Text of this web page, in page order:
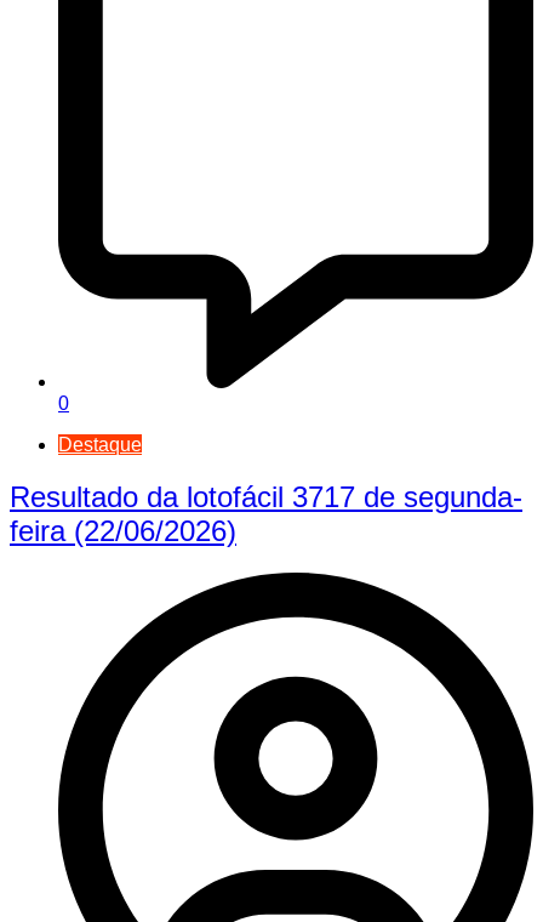
0
Destaque
Resultado da lotofácil 3717 de segunda-
feira (22/06/2026)